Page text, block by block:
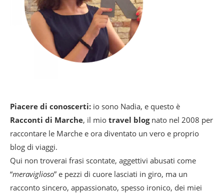
Piacere di conoscerti: io sono Nadia, e questo è
Racconti di Marche, il mio travel blognato nel 2008 per
raccontare le Marche e ora diventato un vero e proprio
blog di viaggi.
Qui non troverai frasi scontate, aggettivi abusati come
“meraviglioso” e pezzi di cuore lasciati in giro, ma un
racconto sincero, appassionato, spesso ironico, dei miei